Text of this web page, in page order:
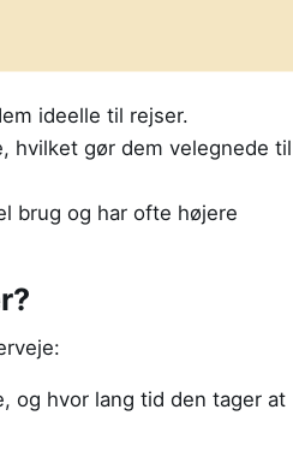
ideelle til rejser.
hvilket gør dem velegnede til
brug og har ofte højere
og hvor lang tid den tager at